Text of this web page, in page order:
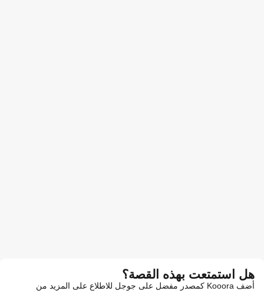
هل استمتعت بهذه القصة؟
أضف Kooora كمصدر مفضل على جوجل للاطلاع على المزيد من